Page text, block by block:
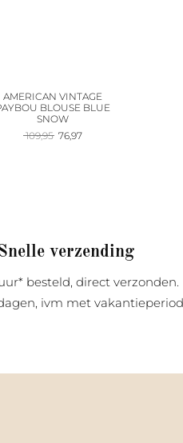
AMERICAN VINTAGE
BLOUSE BLUE
SNOW
109,95 Oorspronkelijke
prijs
76,97Huidige
verzending
besteld, direct verzonden.
ivm met